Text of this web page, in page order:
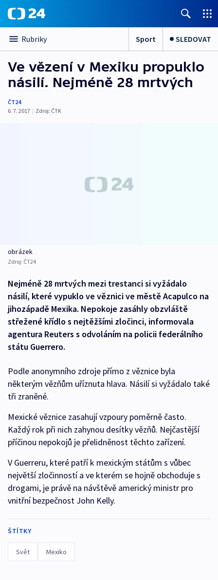
Rubriky Sport SLEDOVAT
Ve vězení v Mexiku propuklo
násilí. Nejméně 28 mrtvých
ČT24
6. 7. 2017 | Zdroj: ČTK
obrázek
Zdroj: ČT24
Nejméně 28 mrtvých mezi trestanci si vyžádalo
násilí, které vypuklo ve věznici ve městě Acapulco na
jihozápadě Mexika. Nepokoje zasáhly obzvláště
střežené křídlo s nejtěžšími zločinci, informovala
agentura Reuters s odvoláním na policii federálního
státu Guerrero.
Podle anonymního zdroje přímo z věznice byla
některým vězňům uříznuta hlava. Násilí si vyžádalo také
tři zraněné.
Mexické věznice zasahují vzpoury poměrně často.
Každý rok při nich zahynou desítky vězňů. Nejčastější
příčinou nepokojů je přelidněnost těchto zařízení.
V Guerreru, které patří k mexickým státům s vůbec
největší zločinností a ve kterém se hojně obchoduje s
drogami, je právě na návštěvě americký ministr pro
vnitřní bezpečnost John Kelly.
ŠTÍTKY
Svět Mexiko